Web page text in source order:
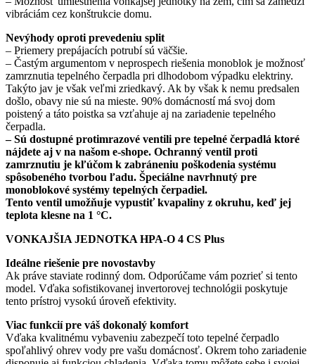
vibráciám cez konštrukcie domu.
Nevýhody oproti prevedeniu split
– Priemery prepájacích potrubí sú väčšie.
– Častým argumentom v neprospech riešenia monoblok je možnosť
zamrznutia tepelného čerpadla pri dlhodobom výpadku elektriny.
Takýto jav je však veľmi zriedkavý. Ak by však k nemu predsalen
došlo, obavy nie sú na mieste. 90% domácností má svoj dom
poistený a táto poistka sa vzťahuje aj na zariadenie tepelného
čerpadla.
– Sú dostupné protimrazové ventili pre tepelné čerpadlá ktoré
nájdete aj v na našom e-shope. Ochranný ventil proti
zamrznutiu je kľúčom k zabráneniu poškodenia systému
spôsobeného tvorbou ľadu. Špeciálne navrhnutý pre
monoblokové systémy tepelných čerpadiel.
Tento ventil umožňuje vypustiť kvapaliny z okruhu, keď jej
teplota klesne na 1 °C.
VONKAJŠIA JEDNOTKA HPA-O 4 CS Plus
Ideálne riešenie pre novostavby
Ak práve staviate rodinný dom. Odporúčame vám pozrieť si tento
model. Vďaka sofistikovanej invertorovej technológii poskytuje
tento prístroj vysokú úroveň efektivity.
Viac funkcií pre váš dokonalý komfort
Vďaka kvalitnému vybaveniu zabezpečí toto tepelné čerpadlo
spoľahlivý ohrev vody pre vašu domácnosť. Okrem toho zariadenie